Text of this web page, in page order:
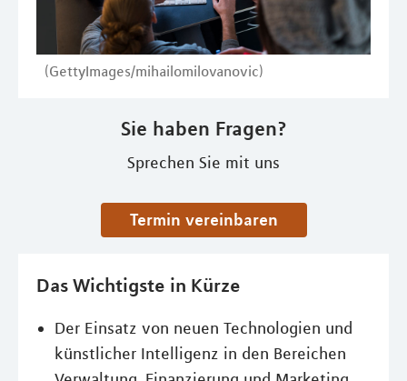
(GettyImages/mihailomilovanovic)
Sie haben Fragen?
Sprechen Sie mit uns
Termin vereinbaren
Das Wichtigste in Kürze
Der Einsatz von neuen Technologien und
künstlicher Intelligenz in den Bereichen